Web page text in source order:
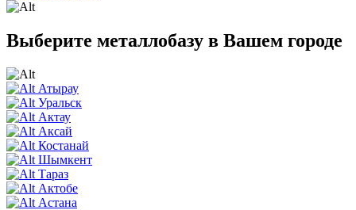
Выберите металлобазу в Вашем городе
Атырау
Уральск
Актау
Аксай
Костанай
Шымкент
Тараз
Актобе
Астана